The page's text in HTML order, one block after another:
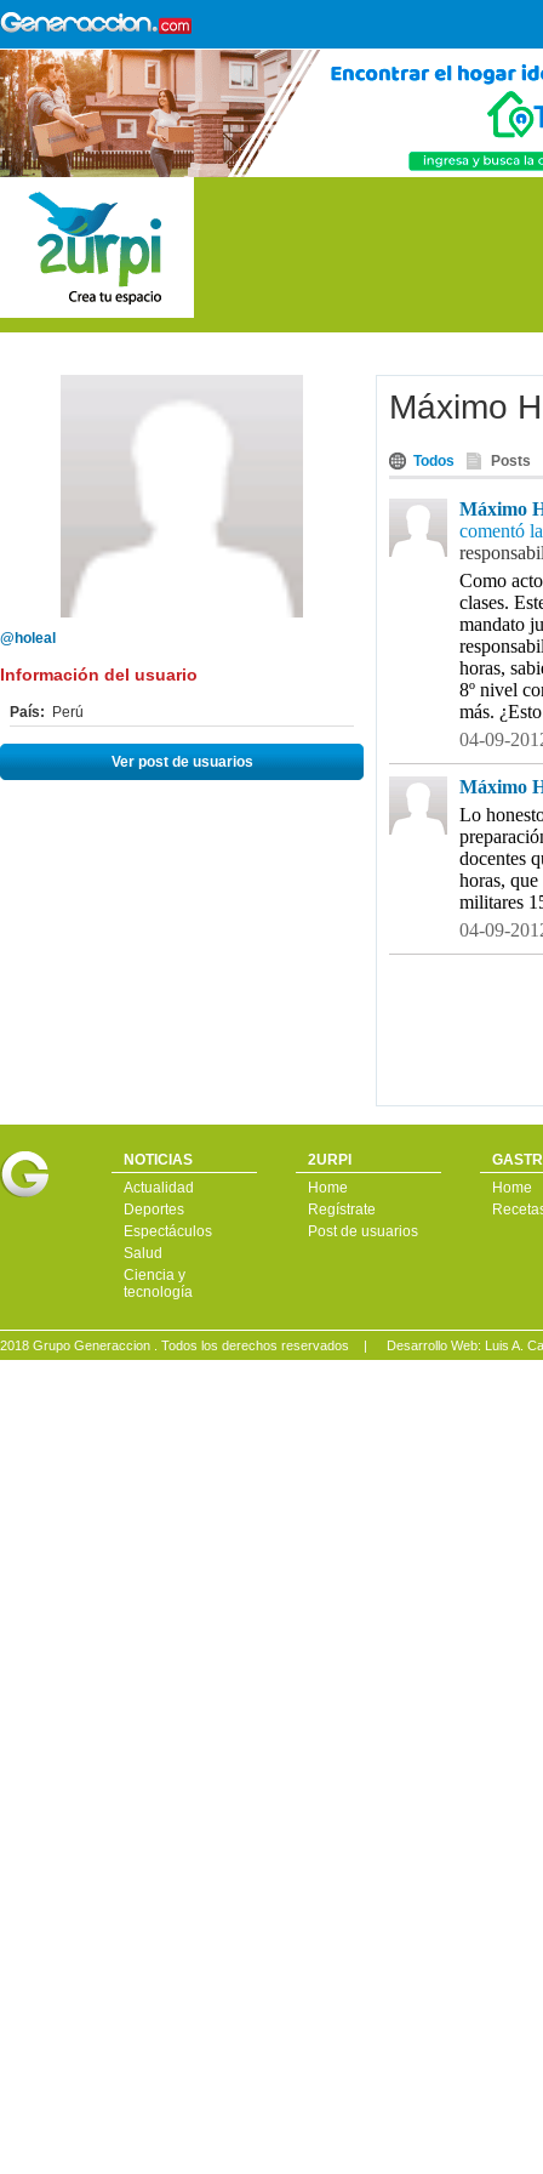
@holeal
Información del usuario
País: Perú
Ver post de usuarios
Máximo
Todos Posts
Máximo
comentó
Como
clases.
mandato
horas,
8º nivel
más.
04-09-
Máximo
Lo
docentes
horas,
militares
04-09-
NOTICIAS
Actualidad
Deportes
Espectáculos
Salud
Ciencia y
tecnología
2URPI
Home
Regístrate
Post de usuarios
Home
2018 Grupo Generaccion . Todos los derechos reservados | Desarrollo Web: Luis